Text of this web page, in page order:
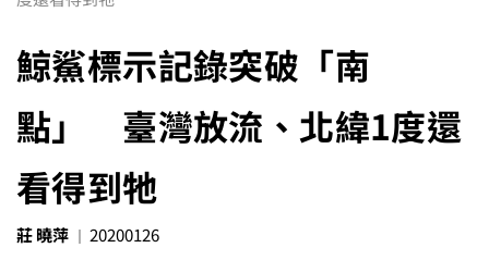
鯨鯊標示記錄突破「南
點」 臺灣放流、北緯1度還
看得到牠
莊 曉萍 20200126